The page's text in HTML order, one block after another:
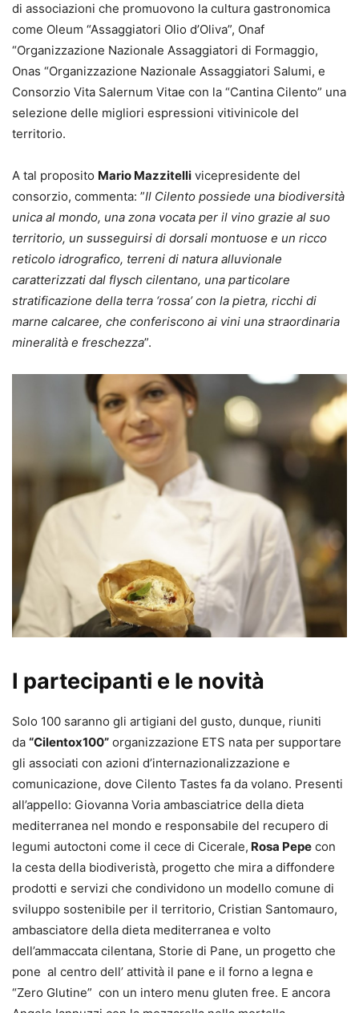
di associazioni che promuovono la cultura gastronomica
come Oleum “Assaggiatori Olio d’Oliva”, Onaf
“Organizzazione Nazionale Assaggiatori di Formaggio,
Onas “Organizzazione Nazionale Assaggiatori Salumi, e
Consorzio Vita Salernum Vitae con la “Cantina Cilento” una
selezione delle migliori espressioni vitivinicole del
territorio.
A tal proposito Mario Mazzitelli vicepresidente del
consorzio, commenta: ”Il Cilento possiede una biodiversità
unica al mondo, una zona vocata per il vino grazie al suo
territorio, un susseguirsi di dorsali montuose e un ricco
reticolo idrografico, terreni di natura alluvionale
caratterizzati dal flysch cilentano, una particolare
stratificazione della terra ‘rossa’ con la pietra, ricchi di
marne calcaree, che conferiscono ai vini una straordinaria
mineralità e freschezza”.
I partecipanti e le novità
Solo 100 saranno gli artigiani del gusto, dunque, riuniti
da “Cilentox100” organizzazione ETS nata per supportare
gli associati con azioni d’internazionalizzazione e
comunicazione, dove Cilento Tastes fa da volano. Presenti
all’appello: Giovanna Voria ambasciatrice della dieta
mediterranea nel mondo e responsabile del recupero di
legumi autoctoni come il cece di Cicerale, Rosa Pepe con
la cesta della biodiveristà, progetto che mira a diffondere
prodotti e servizi che condividono un modello comune di
sviluppo sostenibile per il territorio, Cristian Santomauro,
ambasciatore della dieta mediterranea e volto
dell’ammaccata cilentana, Storie di Pane, un progetto che
pone al centro dell’ attività il pane e il forno a legna e
“Zero Glutine” con un intero menu gluten free. E ancora